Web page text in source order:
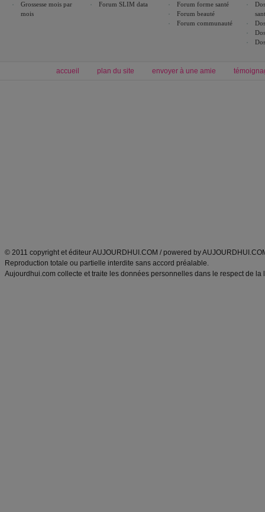
Grossesse mois par
mois
Forum SLIM data
Forum forme santé
Forum beauté
Forum communauté
accueil plan du site envoyer à une amie
© 2011 copyright et éditeur AUJOURDHUI.COM / powered by
Reproduction totale ou partielle interdite sans accord préalable.
Aujourdhui.com collecte et traite les données personnelles dans le respect de